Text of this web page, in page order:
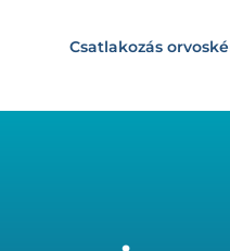
Csatlakozás